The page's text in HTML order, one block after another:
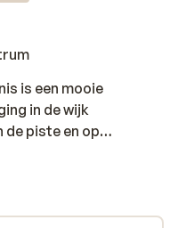
is een mooie
in de wijk
de piste en op
Het is gebouwd
zijn comfortabel
heb je een